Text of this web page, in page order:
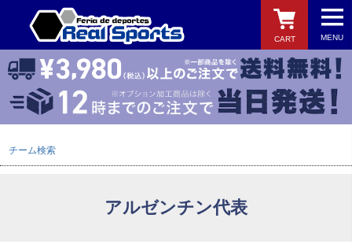
MENU
CART
チーム検索
アルゼンチン代表
予約商品
並び順
価格が安い順